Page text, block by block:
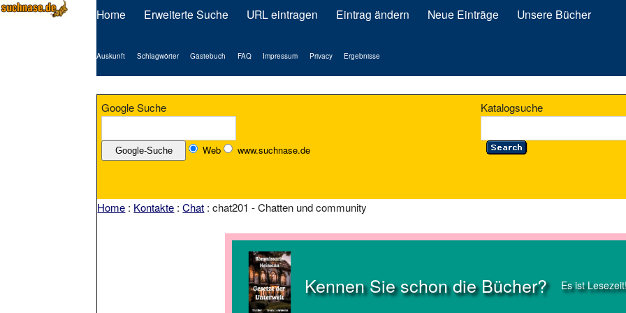
Home Erweiterte Suche URL eintragen Eintrag ändern Neue Einträge Unsere Bücher
Auskunft Schlagwörter Gästebuch FAQ Impressum Privacy Ergebnisse
Google Suche
Web www.suchnase.de
Katalogsuche
Home : Kontakte :Chat : chat201 - Chatten und community
Kennen Sie schon die Bücher? Es ist